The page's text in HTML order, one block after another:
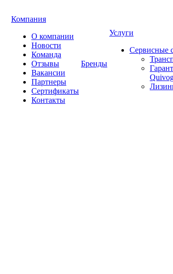
Компания
О компании
Новости
Команда
Отзывы
Вакансии
Партнеры
Сертификаты
Контакты
Бренды
Услуги
Сервисные